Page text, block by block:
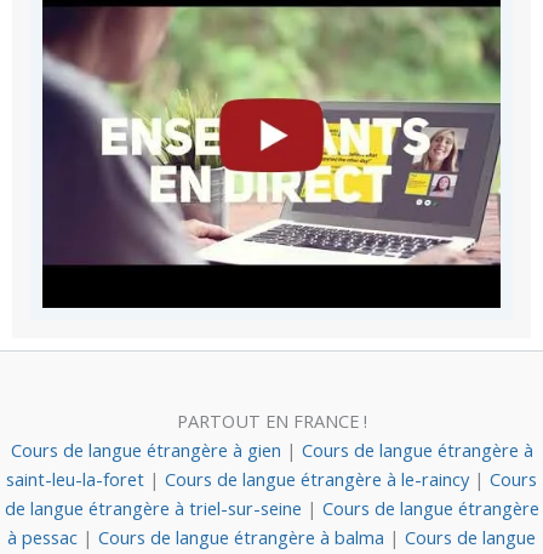
PARTOUT EN FRANCE !
Cours de langue étrangère à gien | Cours de langue étrangère à
saint-leu-la-foret | Cours de langue étrangère à le-raincy | Cours
de langue étrangère à triel-sur-seine | Cours de langue étrangère
à pessac | Cours de langue étrangère à balma | Cours de langue